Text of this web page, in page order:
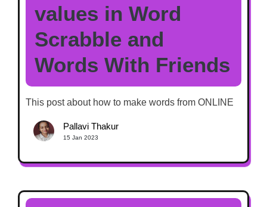
values in Word
Scrabble and
Words With Friends
This post about how to make words from ONLINE
Pallavi Thakur
15 Jan 2023